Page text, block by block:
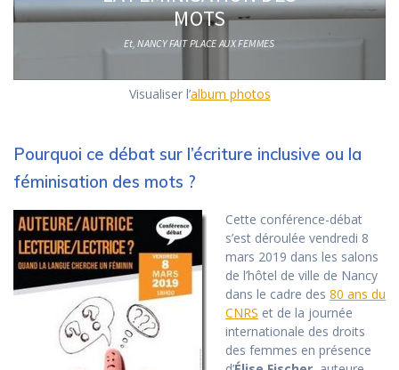
Visualiser l’album photos
Pourquoi ce débat sur l’écriture inclusive ou la
féminisation des mots ?
Cette conférence-débat
s’est déroulée vendredi 8
mars 2019 dans les salons
de l’hôtel de ville de Nancy
dans le cadre des 80 ans du
CNRS et de la journée
internationale des droits
des femmes en présence